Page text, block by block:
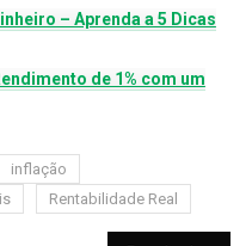
– Aprenda a 5 Dicas
de 1% com um
inflação
Rentabilidade Real